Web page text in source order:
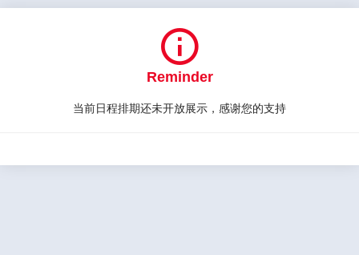

Reminder
当前日程排期还未开放展示，感谢您的支持